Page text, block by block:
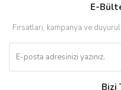
E-
Fırsatları, kampanya ve
Bizi